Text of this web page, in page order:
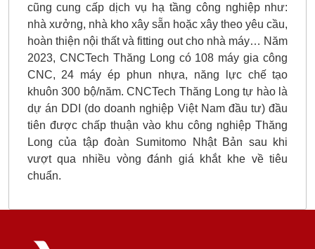
cũng cung cấp dịch vụ hạ tầng công nghiệp như:
nhà xưởng, nhà kho xây sẵn hoặc xây theo yêu cầu,
hoàn thiện nội thất và fitting out cho nhà máy… Năm
2023, CNCTech Thăng Long có 108 máy gia công
CNC, 24 máy ép phun nhựa, năng lực chế tạo
khuôn 300 bộ/năm. CNCTech Thăng Long tự hào là
dự án DDI (do doanh nghiệp Việt Nam đầu tư) đầu
tiên được chấp thuận vào khu công nghiệp Thăng
Long của tập đoàn Sumitomo Nhật Bản sau khi
vượt qua nhiều vòng đánh giá khắt khe về tiêu
chuẩn.